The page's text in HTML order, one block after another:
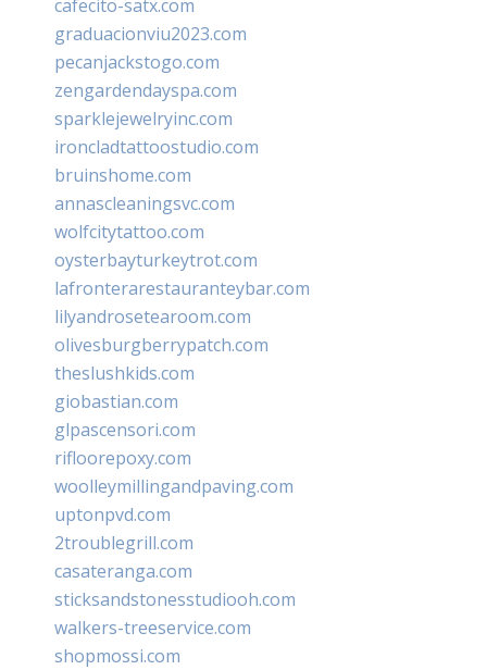
cafecito-satx.com
graduacionviu2023.com
pecanjackstogo.com
zengardendayspa.com
sparklejewelryinc.com
ironcladtattoostudio.com
bruinshome.com
annascleaningsvc.com
wolfcitytattoo.com
oysterbayturkeytrot.com
lafronterarestauranteybar.com
lilyandrosetearoom.com
olivesburgberrypatch.com
theslushkids.com
giobastian.com
glpascensori.com
rifloorepoxy.com
woolleymillingandpaving.com
uptonpvd.com
2troublegrill.com
casateranga.com
sticksandstonesstudiooh.com
walkers-treeservice.com
shopmossi.com